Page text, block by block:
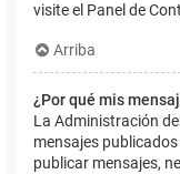
visite el Panel de
Arriba
¿Por qué mis
La Administración
mensajes
publicar mensajes,